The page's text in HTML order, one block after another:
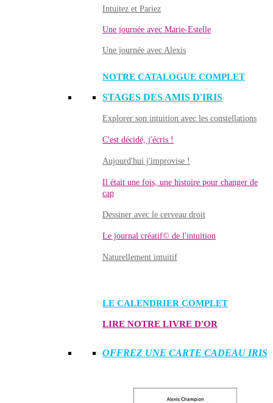
Intuitez et Pariez
Une journée avec Marie-Estelle
Une journée avec Alexis
NOTRE CATALOGUE COMPLET
STAGES DES AMIS D'IRIS
Explorer son intuition avec les constellations
C'est décidé, j'écris !
Aujourd'hui j'improvise !
Il était une fois, une histoire pour changer de
cap
Dessiner avec le cerveau droit
Le journal créatif© de l'intuition
Naturellement intuitif
LE CALENDRIER COMPLET
LIRE NOTRE LIVRE D'OR
OFFREZ UNE CARTE CADEAU IRIS